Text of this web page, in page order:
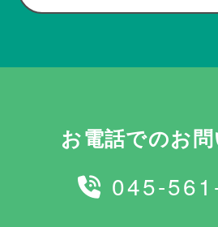
お電話でのお
045-